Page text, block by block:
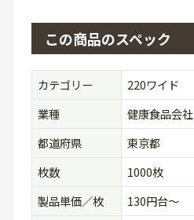
この商品のスペック
カテゴリー
220ワイド
業種
健康食品会社
都道府県
東京都
枚数
1000枚
製品単価／枚
130円台〜